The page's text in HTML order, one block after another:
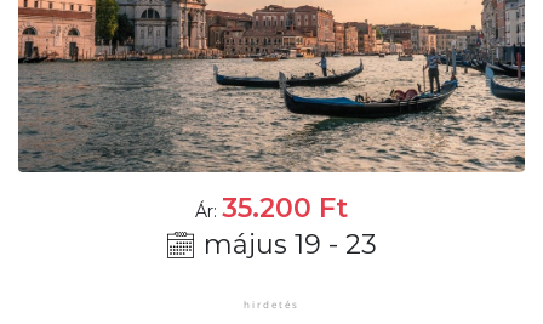
Ár: 35.200 Ft
május 19 - 23